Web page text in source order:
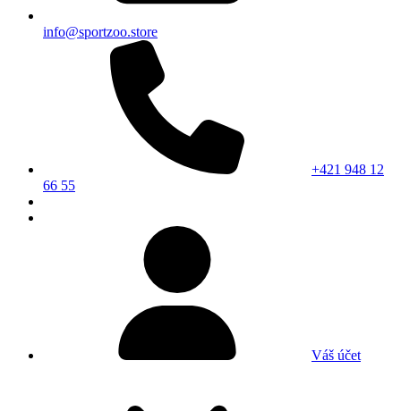
info@sportzoo.store
+421 948 12
66 55
Váš účet